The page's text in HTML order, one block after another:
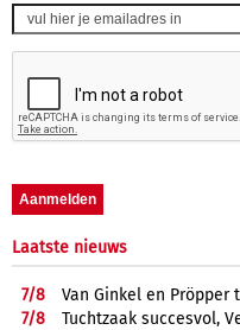
Laatste nieuws
7/8
Van Ginkel en Pröpper
7/8
Tuchtzaak succesvol,